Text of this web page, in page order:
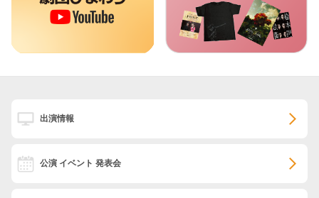
出演情報
公演 イベント 発表会